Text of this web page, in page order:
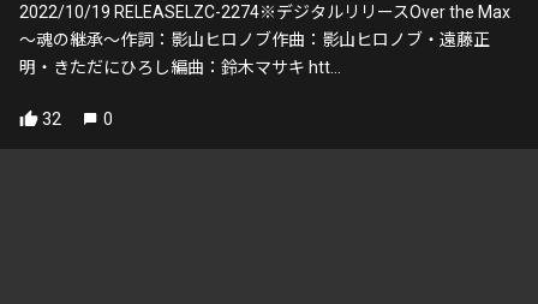
2022/10/19 RELEASELZC-2274※デジタルリリースOver the Max
〜魂の継承〜作詞：影山ヒロノブ作曲：影山ヒロノブ・遠藤正
明・きただにひろし編曲：鈴木マサキ htt...
32 0